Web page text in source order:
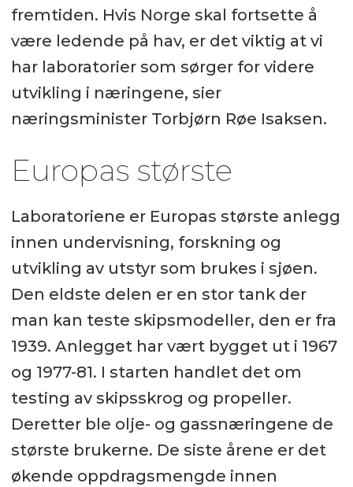
fremtiden. Hvis Norge skal fortsette å
være ledende på hav, er det viktig at vi
har laboratorier som sørger for videre
utvikling i næringene, sier
næringsminister Torbjørn Røe Isaksen.
Europas største
Laboratoriene er Europas største anlegg
innen undervisning, forskning og
utvikling av utstyr som brukes i sjøen.
Den eldste delen er en stor tank der
man kan teste skipsmodeller, den er fra
1939. Anlegget har vært bygget ut i 1967
og 1977-81. I starten handlet det om
testing av skipsskrog og propeller.
Deretter ble olje- og gassnæringene de
største brukerne. De siste årene er det
økende oppdragsmengde innen